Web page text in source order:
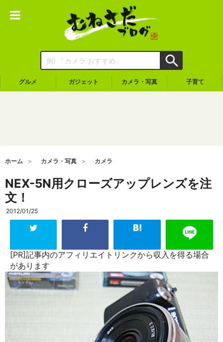
グルメ ガジェット カメラ・写真 子育て
ホーム カメラ・写真 カメラ
NEX-5N用クローズアップレンズを注
文！
2012/01/25
[PR]記事内のアフィリエイトリンクから収入を得る場合
があります